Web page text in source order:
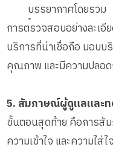
บรรยากาศโดยรวม
•
การตรวจสอบอย่างละเอี
บริการที่น่าเชื่อถือ มอบบ
คุณภาพ และมีความปลอ
5. สัมภาษณ์ผู้ดูแลและท
ขั้นตอนสุดท้าย คือการสั
ความเข้าใจ และความใส่